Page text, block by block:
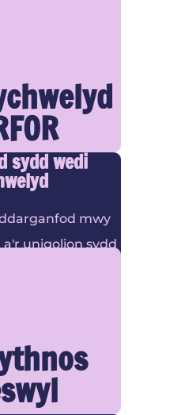
sydd wedi
mwy
unigolion sydd